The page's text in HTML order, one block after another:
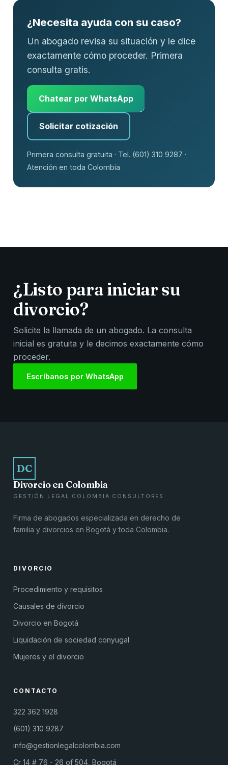
¿Necesita ayuda con su caso?
Un abogado revisa su situación y le dice
exactamente cómo proceder. Primera
consulta gratis.
Chatear por WhatsApp
Solicitar cotización
Primera consulta gratuita · Tel. (601) 310 9287 ·
Atención en toda Colombia
¿Listo para iniciar su
divorcio?
Solicite la llamada de un abogado. La consulta
inicial es gratuita y le decimos exactamente cómo
proceder.
Escríbanos por WhatsApp
DC
Divorcio en Colombia
GESTIÓN LEGAL COLOMBIA CONSULTORES
Firma de abogados especializada en derecho de
familia y divorcios en Bogotá y toda Colombia.
DIVORCIO
Procedimiento y requisitos
Causales de divorcio
Divorcio en Bogotá
Liquidación de sociedad conyugal
Mujeres y el divorcio
CONTACTO
322 362 1928
(601) 310 9287
info@gestionlegalcolombia.com
Cr 14 # 76 - 26 of 504, Bogotá